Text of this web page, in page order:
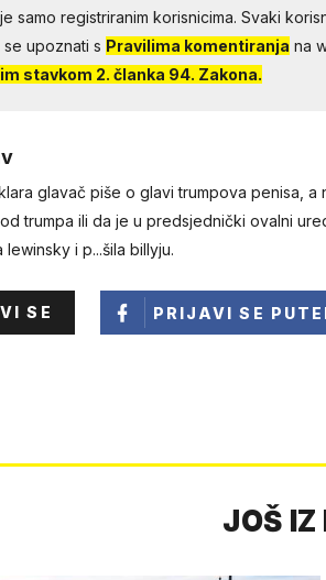
samo registriranim korisnicima. Svaki
upoznati s Pravilima komentiranja na
stavkom 2. članka 94. Zakona.
glavač piše o glavi trumpova penisa, a
trumpa ili da je u predsjednički ovalni
lewinsky i p...šila billyju.
SE PRIJAVI SE
JOŠ IZ